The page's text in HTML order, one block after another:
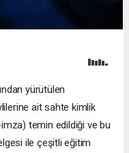
yürütülen
ait sahte kimlik
temin edildiği ve bu
ile çeşitli eğitim